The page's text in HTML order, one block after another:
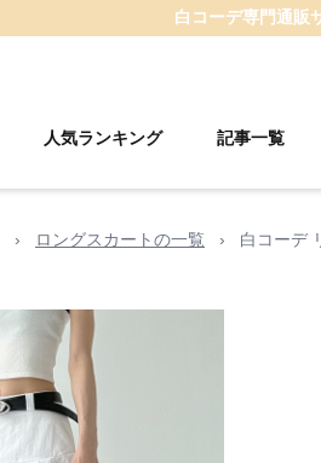
白コーデ専門通販
人気ランキング 記事一覧
› ロングスカートの一覧 › 白コーデ